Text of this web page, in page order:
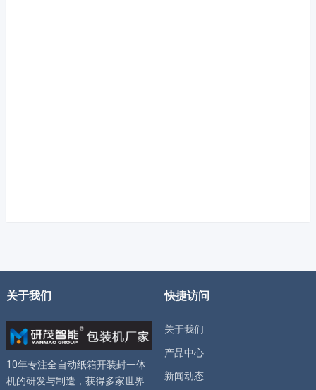
关于我们
10年专注全自动纸箱开装封一体
机的研发与制造，获得多家世界
快捷访问
关于我们
产品中心
新闻动态